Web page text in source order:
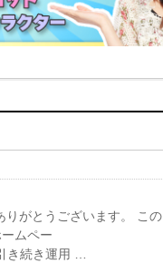
りがとうございます。 この
ムペー
き続き運用 …